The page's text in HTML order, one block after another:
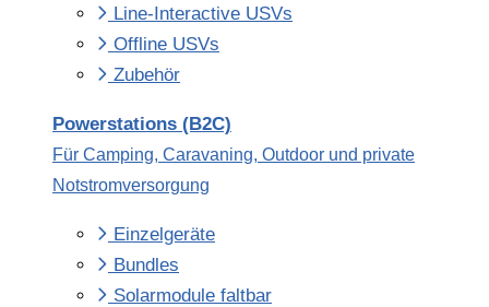
Line-Interactive USVs
Offline USVs
Zubehör
Powerstations (B2C)
Für Camping, Caravaning, Outdoor und private
Notstromversorgung
Einzelgeräte
Bundles
Solarmodule faltbar